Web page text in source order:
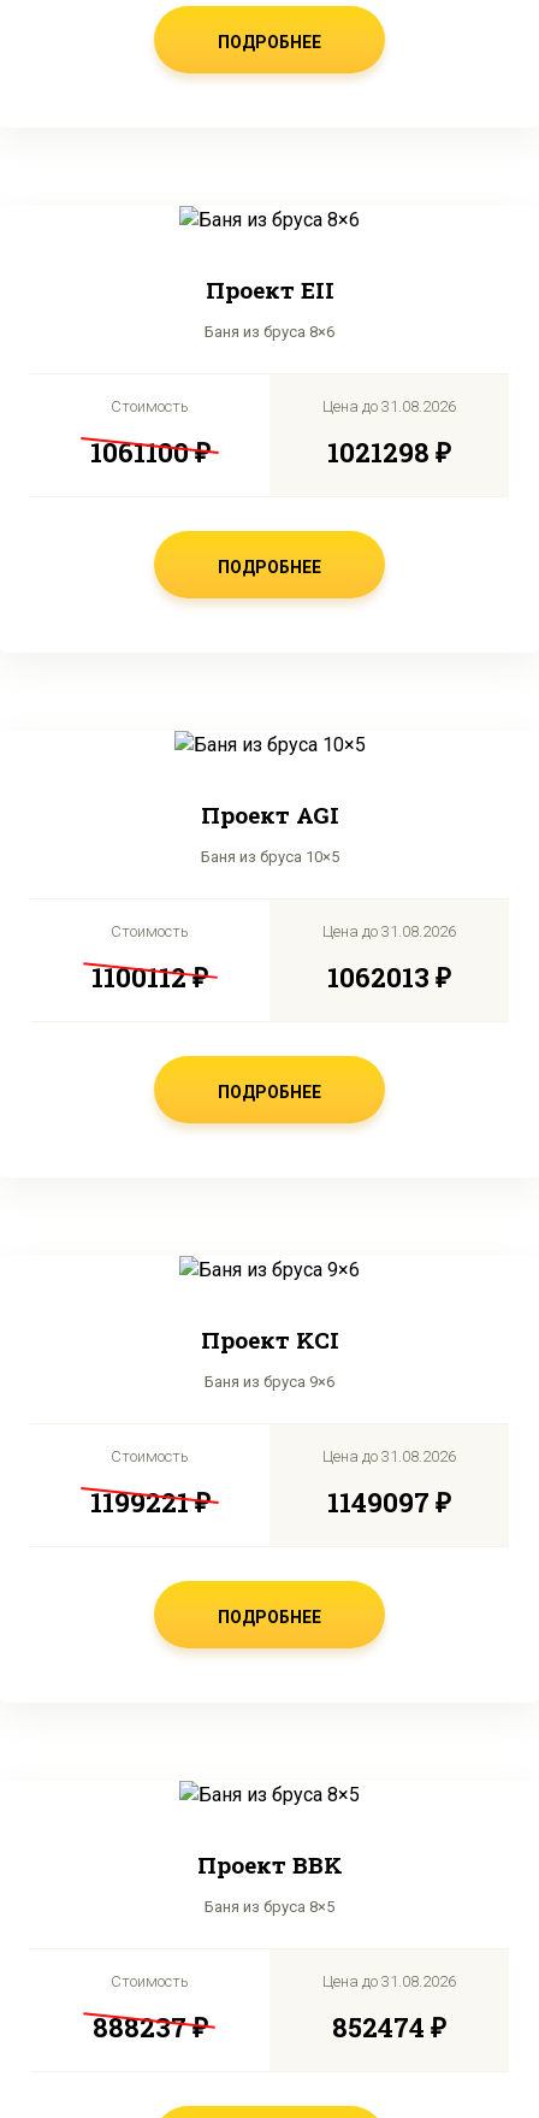
ПОДРОБНЕЕ
Проект EII
Баня из бруса 8×6
Стоимость
1061100 ₽
Цена до 31.08.2026
1021298 ₽
ПОДРОБНЕЕ
Проект AGI
Баня из бруса 10×5
Стоимость
1100112 ₽
Цена до 31.08.2026
1062013 ₽
ПОДРОБНЕЕ
Проект KCI
Баня из бруса 9×6
Стоимость
1199221 ₽
Цена до 31.08.2026
1149097 ₽
ПОДРОБНЕЕ
Проект BBK
Баня из бруса 8×5
Стоимость
888237 ₽
Цена до 31.08.2026
852474 ₽